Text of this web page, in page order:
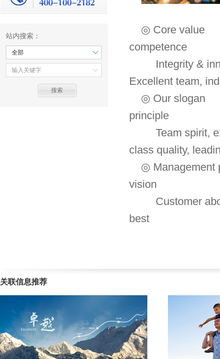
站内搜索：
全部
◎
competence
Excellent team,
◎
principle
Team
class quality,
◎
vision
Customer
best
关联信息推荐